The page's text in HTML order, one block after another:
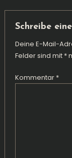
Schreibe
Deine E-Mail-
Felder sind mit *
Kommentar *